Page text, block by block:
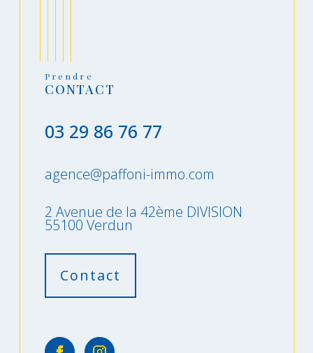
Prendre
CONTACT
03 29 86 76 77
agence@paffoni-immo.com
2 Avenue de la 42ème DIVISION
55100 Verdun
Contact